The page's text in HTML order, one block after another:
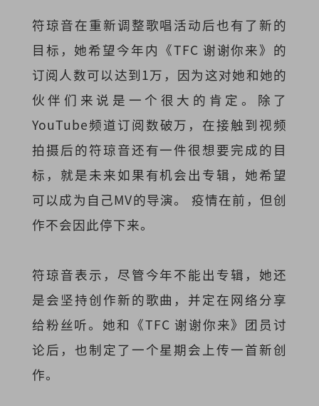
符琼音在重新调整歌唱活动后也有了新的
目标，她希望今年内《TFC 谢谢你来》的
订阅人数可以达到1万，因为这对她和她的
伙伴们来说是一个很大的肯定。除了
YouTube频道订阅数破万，在接触到视频
拍摄后的符琼音还有一件很想要完成的目
标，就是未来如果有机会出专辑，她希望
可以成为自己MV的导演。 疫情在前，但创
作不会因此停下来。
符琼音表示，尽管今年不能出专辑，她还
是会坚持创作新的歌曲，并定在网络分享
给粉丝听。她和《TFC 谢谢你来》团员讨
论后，也制定了一个星期会上传一首新创
作。